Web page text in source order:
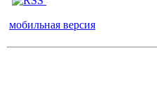
мобильная версия